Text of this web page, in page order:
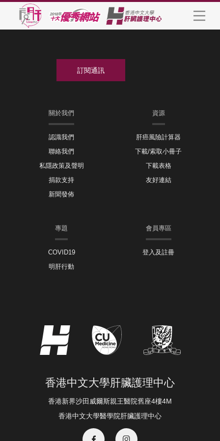
關於我們
認識我們
聯絡我們
私隱政策及聲明
捐款支持
新聞發佈
資源
肝癌風險計算器
下載/索取小冊子
下載表格
友好連結
專題
COVID19
明肝行動
會員專區
登入及註冊
香港中文大學肝臟護理中心
香港新界沙田威爾斯親王醫院舊座4樓4M
香港中文大學醫學院肝臟護理中心